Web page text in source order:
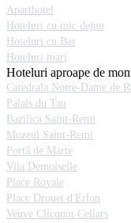
Aparthotel
Hoteluri cu mic dejun
Hoteluri cu Bar
Hoteluri mari
Hoteluri aproape de
Catedrala Notre-Dame de
Palais du Tau
Bazilica Saint-Remi
Muzeul Saint-Remi
Portă de Marte
Vila Demoiselle
Place Royale
Place Drouet d'Erlon
Veuve Clicquot Cellars